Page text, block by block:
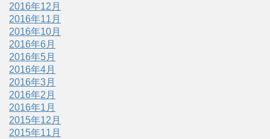
2016年12月
2016年11月
2016年10月
2016年6月
2016年5月
2016年4月
2016年3月
2016年2月
2016年1月
2015年12月
2015年11月